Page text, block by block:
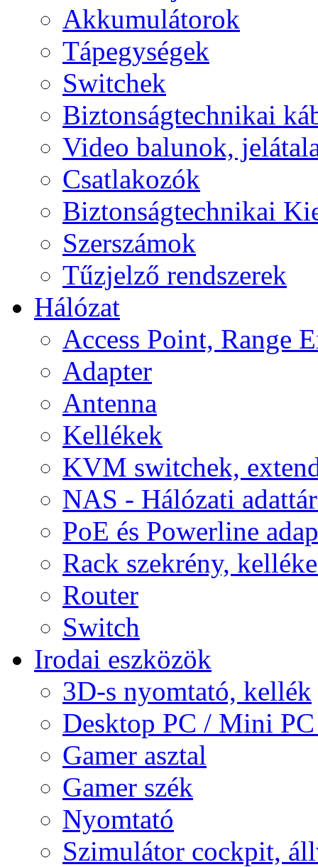
Akkumulátorok
Tápegységek
Switchek
Biztonságtechnikai
Video balunok,
Csatlakozók
Biztonságtechnikai
Szerszámok
Tűzjelző rendszerek
Hálózat
Access Point, Range
Adapter
Antenna
Kellékek
KVM switchek,
NAS - Hálózati
PoE és Powerline
Rack szekrény,
Router
Switch
Irodai eszközök
3D-s nyomtató, kellék
Desktop PC / Mini
Gamer asztal
Gamer szék
Nyomtató
Szimulátor cockpit,